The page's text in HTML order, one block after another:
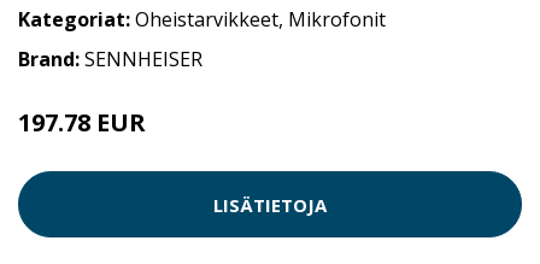
Kategoriat:Oheistarvikkeet, Mikrofonit
Brand:SENNHEISER
197.78 EUR
LISÄTIETOJA